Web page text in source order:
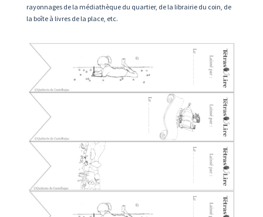
rayonnages de la médiathèque du quartier, de la librairie du coin, de
la boîte à livres de la place, etc.